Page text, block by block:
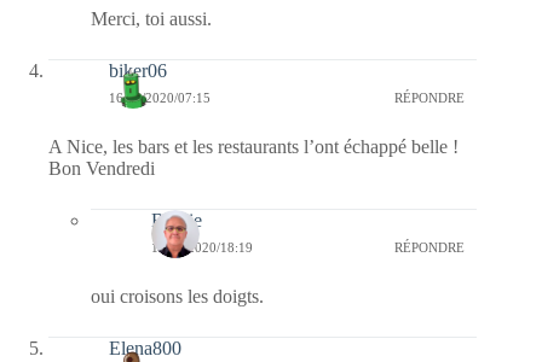
Merci, toi aussi.
biker06
16/10/2020/07:15 RÉPONDRE
A Nice, les bars et les restaurants l’ont échappé belle !
Bon Vendredi
Bernie
16/10/2020/18:19 RÉPONDRE
oui croisons les doigts.
Elena800